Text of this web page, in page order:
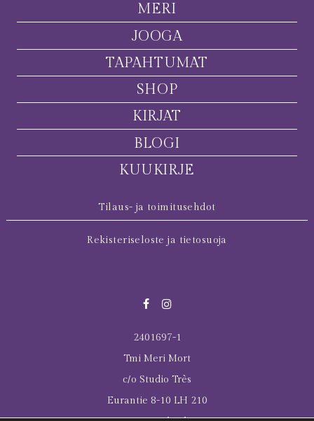
MERI
JOOGA
TAPAHTUMAT
SHOP
KIRJAT
BLOGI
KUUKIRJE
Tilaus- ja toimitusehdot
Rekisteriseloste ja tietosuoja
2401697-1
Tmi Meri Mort
c/o Studio Très
Eurantie 8-10 LH 210